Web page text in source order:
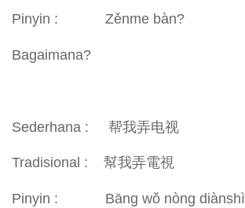
Pinyin : Zěnme bàn?
Bagaimana?
Sederhana : 帮我弄电视
Tradisional : 幫我弄電視
Pinyin : Bāng wǒ nòng diànshì